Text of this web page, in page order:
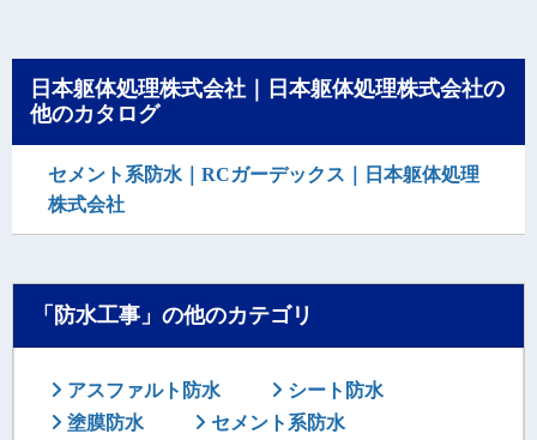
日本躯体処理株式会社｜日本躯体処理株式会社の
他のカタログ
セメント系防水｜RCガーデックス｜日本躯体処理
株式会社
「防水工事」の他のカテゴリ
アスファルト防水
シート防水
塗膜防水
セメント系防水